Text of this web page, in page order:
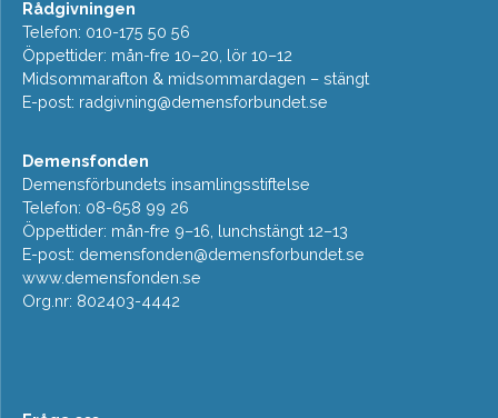
Rådgivningen
Telefon: 010-175 50 56
Öppettider: mån-fre 10–20, lör 10–12
Midsommarafton & midsommardagen – stängt
E-post: radgivning@demensforbundet.se
Demensfonden
Demensförbundets insamlingsstiftelse
Telefon: 08-658 99 26
Öppettider: mån-fre 9–16, lunchstängt 12–13
E-post: demensfonden@demensforbundet.se
www.demensfonden.se
Org.nr: 802403-4442